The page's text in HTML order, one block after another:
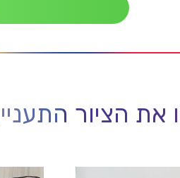
הציור